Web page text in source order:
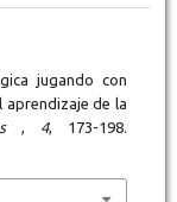
jugando con
aprendizaje de la
4, 173-198.